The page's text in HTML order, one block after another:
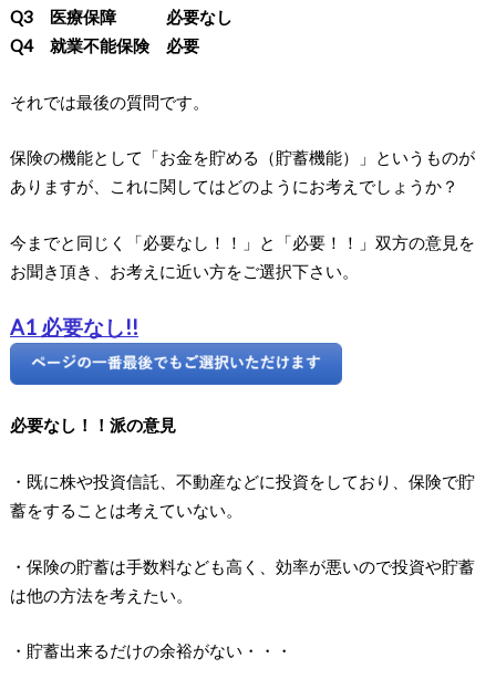
Q3 医療保障 必要なし
Q4 就業不能保険 必要
それでは最後の質問です。
保険の機能として「お金を貯める（貯蓄機能）」というものが
ありますが、これに関してはどのようにお考えでしょうか？
今までと同じく「必要なし！！」と「必要！！」双方の意見を
お聞き頂き、お考えに近い方をご選択下さい。
A1 必要なし!!
必要なし！！派の意見
・既に株や投資信託、不動産などに投資をしており、保険で貯
蓄をすることは考えていない。
・保険の貯蓄は手数料なども高く、効率が悪いので投資や貯蓄
は他の方法を考えたい。
・貯蓄出来るだけの余裕がない・・・